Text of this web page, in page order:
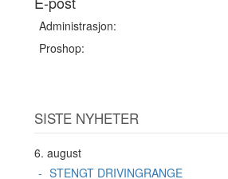
Administrasjon:
Proshop:
SISTE NYHETER
6. august
STENGT DRIVINGRANGE